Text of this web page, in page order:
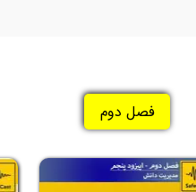
فصل دوم